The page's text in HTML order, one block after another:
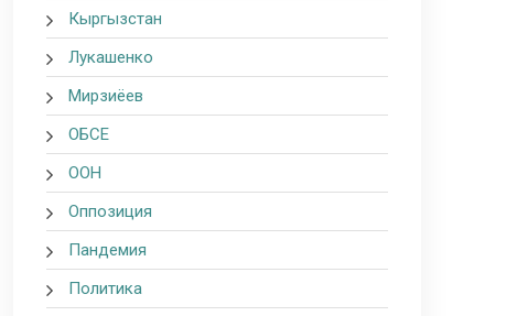
Кыргызстан
Лукашенко
Мирзиёев
ОБСЕ
ООН
Оппозиция
Пандемия
Политика